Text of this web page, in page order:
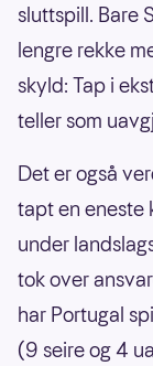
sluttspill. Bare
lengre rekke
skyld: Tap i
teller som
Det er også
tapt en eneste
under
tok over
har Portugal
(9 seire og 4